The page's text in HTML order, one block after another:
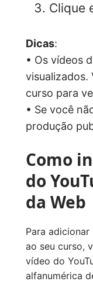
Clique
Dicas:
• Os vídeos
visualizados.
curso para
• Se você
produção
Como
do
da Web
Para
ao seu curso,
vídeo do
alfanumérica